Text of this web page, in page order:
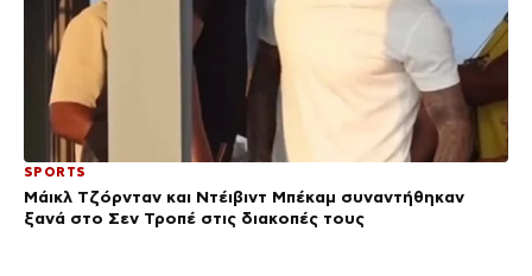
SPORTS
Μάικλ Τζόρνταν και Ντέιβιντ Μπέκαμ συναντήθηκαν
ξανά στο Σεν Τροπέ στις διακοπές τους